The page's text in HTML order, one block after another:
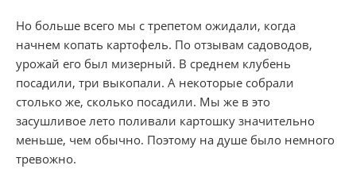
​Но больше всего мы с трепетом ожидали, когда
начнем копать картофель. По отзывам садоводов,
урожай его был мизерный. В среднем клубень
посадили, три выкопали. А некоторые собрали
столько же, сколько посадили. Мы же в это
засушливое лето поливали картошку значительно
меньше, чем обычно. Поэтому на душе было немного
тревожно.